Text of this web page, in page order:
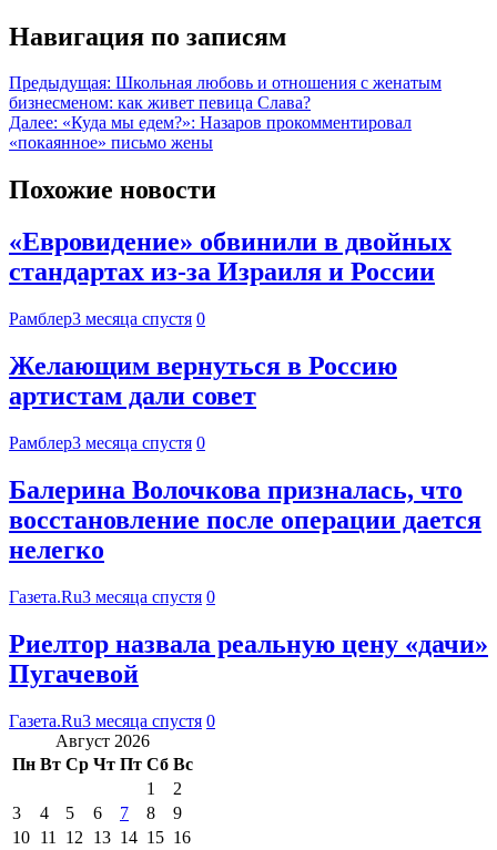
Навигация по записям
Предыдущая: Школьная любовь и отношения с женатым
бизнесменом: как живет певица Слава?
Далее: «Куда мы едем?»: Назаров прокомментировал
«покаянное» письмо жены
Похожие новости
«Евровидение» обвинили в двойных
стандартах из-за Израиля и России
Рамблер3 месяца спустя 0
Желающим вернуться в Россию
артистам дали совет
Рамблер3 месяца спустя 0
Балерина Волочкова призналась, что
восстановление после операции дается
нелегко
Газета.Ru3 месяца спустя 0
Риелтор назвала реальную цену «дачи»
Пугачевой
Газета.Ru3 месяца спустя 0
Август 2026
Пн Вт Ср Чт Пт Сб Вс
1
2
3
4 5 6 7 8
9
10 11 12 13 14 15 16